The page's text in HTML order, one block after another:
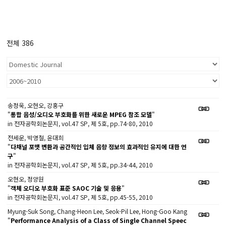
전체 386
송정욱, 오현오, 강홍구
"통합 음성/오디오 부호화를 위한 새로운 MPEG 참조 모델"
in 전자공학회논문지, vol.47 SP, 제 5호, pp.74-80, 2010
전세운, 박영철, 윤대희
"다채널 포맷 변환과 공간적인 입체 음향 정보의 효과적인 유지에 대한 연
구"
in 전자공학회논문지, vol.47 SP, 제 5호, pp.34-44, 2010
오현오, 정양원
"객체 오디오 부호화 표준 SAOC 기술 및 응용"
in 전자공학회논문지, vol.47 SP, 제 5호, pp.45-55, 2010
Myung-Suk Song, Chang-Heon Lee, Seok-Pil Lee, Hong-Goo Kang
"Performance Analysis of a Class of Single Channel Speec